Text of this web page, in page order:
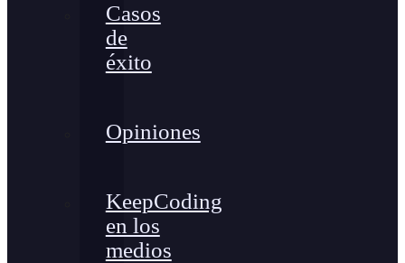
Casos
de
éxito
Opiniones
KeepCoding
en los
medios